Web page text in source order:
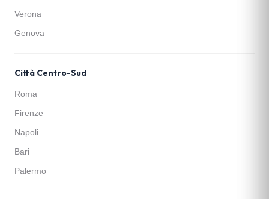
Verona
Genova
Città Centro-Sud
Roma
Firenze
Napoli
Bari
Palermo